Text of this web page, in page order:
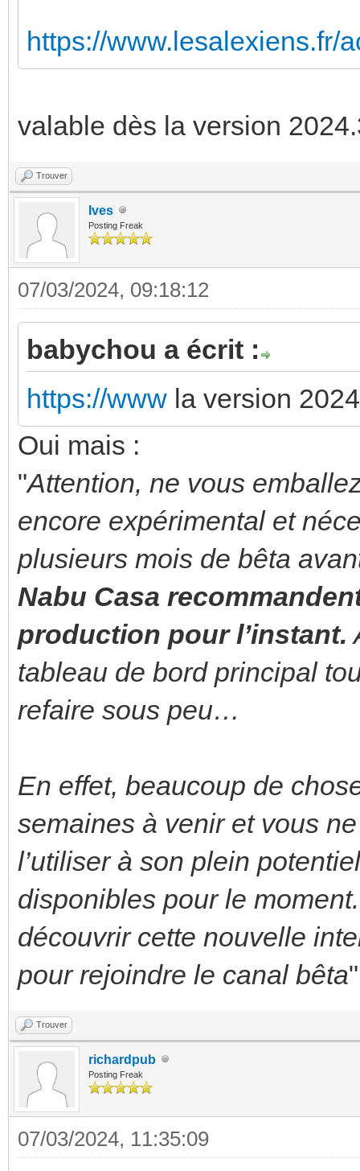
https://www.lesalexiens.fr/
valable dès la version
Trouver
Ives
Posting Freak
07/03/2024, 09:18:12
babychou a écrit :
https://www la version
Oui mais :
"Attention, ne vous
encore expérimental et
plusieurs mois de bêta
Nabu Casa
production pour l’instant.
tableau de bord principal
refaire sous peu…
En effet, beaucoup de
semaines à venir et vous
l’utiliser à son plein
disponibles pour le
découvrir cette nouvelle
pour rejoindre le canal bêta"
Trouver
richardpub
Posting Freak
07/03/2024, 11:35:09